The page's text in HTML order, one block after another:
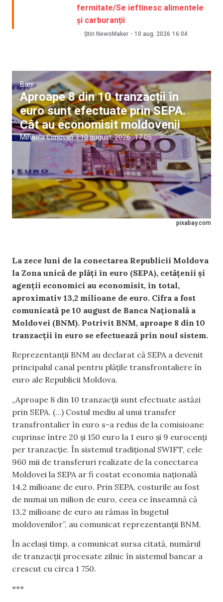
fermitate/Se ieftinesc alimentele
și carburanții
Știri NewsMaker - 10 aug. 2026 16:04
pixabay.com
Bani
Aproape 8 din 10 tranzacții în
euro sunt efectuate prin SEPA.
Cât au economisit moldovenii
Mihaela Conovali |10 august, 2026 17:05
La zece luni de la conectarea Republicii Moldova
la Zona unică de plăți în euro (SEPA), cetățenii și
agenții economici au economisit, în total,
aproximativ 13,2 milioane de euro. Cifra a fost
comunicată pe 10 august de Banca Națională a
Moldovei (BNM). Potrivit BNM, aproape 8 din 10
tranzacții în euro se efectuează prin noul sistem.
Reprezentanții BNM au declarat că SEPA a devenit
principalul canal pentru plățile transfrontaliere în
euro ale Republicii Moldova.
„Aproape 8 din 10 tranzacții sunt efectuate astăzi
prin SEPA. (…) Costul mediu al unui transfer
transfrontalier în euro s-a redus de la comisioane
cuprinse între 20 și 150 euro la 1 euro și 9 eurocenți
per tranzacție. În sistemul tradițional SWIFT, cele
960 mii de transferuri realizate de la conectarea
Moldovei la SEPA ar fi costat economia națională
14,2 milioane de euro. Prin SEPA, costurile au fost
de numai un milion de euro, ceea ce înseamnă că
13,2 milioane de euro au rămas în bugetul
moldovenilor”, au comunicat reprezentanții BNM.
În același timp, a comunicat sursa citată, numărul
de tranzacții procesate zilnic în sistemul bancar a
crescut cu circa 1 750.
***